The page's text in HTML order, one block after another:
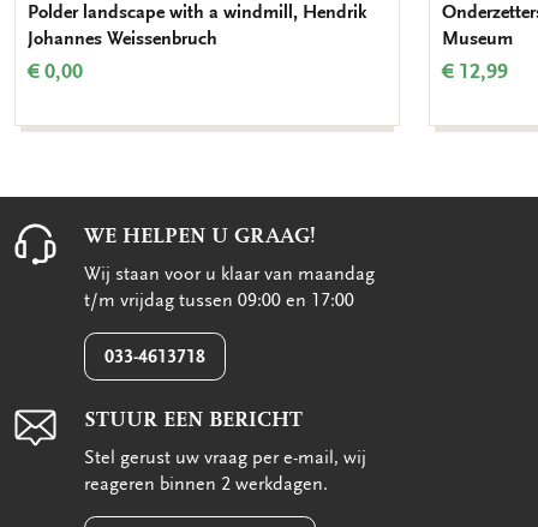
Polder landscape with a windmill, Hendrik
Johannes Weissenbruch
€ 0,00
Museum
€ 12,99
WE HELPEN U GRAAG!
Wij staan voor u klaar van maandag
t/m vrijdag tussen 09:00 en 17:00
033-4613718
STUUR EEN BERICHT
Stel gerust uw vraag per e-mail, wij
reageren binnen 2 werkdagen.